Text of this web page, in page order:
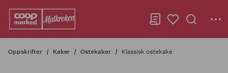
Oppskrifter Kaker Ostekaker Klassisk ostekake